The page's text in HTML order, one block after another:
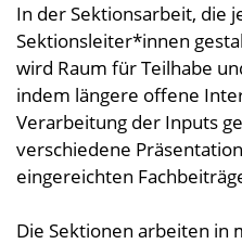
In der Sektionsarbeit, die
Sektionsleiter*innen
wird Raum für Teilhabe
indem längere offene
Verarbeitung der Inputs
verschiedene
eingereichten
Die Sektionen arbeiten